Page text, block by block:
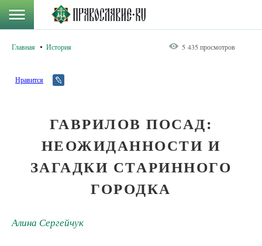
Главная История 5 435 просмотров
Нравится
ГАВРИЛОВ ПОСАД:
НЕОЖИДАННОСТИ И
ЗАГАДКИ СТАРИННОГО
ГОРОДКА
Алина Сергейчук